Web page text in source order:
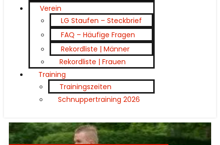
Verein
LG Staufen – Steckbrief
FAQ – Häufige Fragen
Rekordliste | Männer
Rekordliste | Frauen
Training
Trainingszeiten
Schnuppertraining 2026